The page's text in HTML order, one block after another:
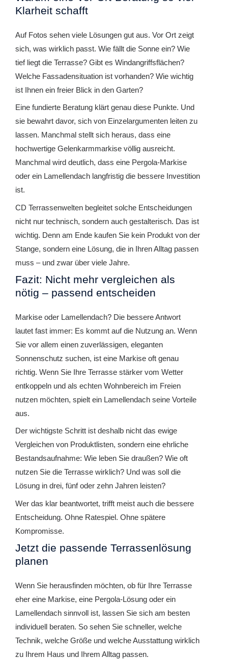
Klarheit schafft
Auf Fotos sehen viele Lösungen gut aus. Vor Ort zeigt
sich, was wirklich passt. Wie fällt die Sonne ein? Wie
tief liegt die Terrasse? Gibt es Windangriffsflächen?
Welche Fassadensituation ist vorhanden? Wie wichtig
ist Ihnen ein freier Blick in den Garten?
Eine fundierte Beratung klärt genau diese Punkte. Und
sie bewahrt davor, sich von Einzelargumenten leiten zu
lassen. Manchmal stellt sich heraus, dass eine
hochwertige Gelenkarmmarkise völlig ausreicht.
Manchmal wird deutlich, dass eine Pergola-Markise
oder ein Lamellendach langfristig die bessere Investition
ist.
CD Terrassenwelten begleitet solche Entscheidungen
nicht nur technisch, sondern auch gestalterisch. Das ist
wichtig. Denn am Ende kaufen Sie kein Produkt von der
Stange, sondern eine Lösung, die in Ihren Alltag passen
muss – und zwar über viele Jahre.
Fazit: Nicht mehr vergleichen als
nötig – passend entscheiden
Markise oder Lamellendach? Die bessere Antwort
lautet fast immer: Es kommt auf die Nutzung an. Wenn
Sie vor allem einen zuverlässigen, eleganten
Sonnenschutz suchen, ist eine Markise oft genau
richtig. Wenn Sie Ihre Terrasse stärker vom Wetter
entkoppeln und als echten Wohnbereich im Freien
nutzen möchten, spielt ein Lamellendach seine Vorteile
aus.
Der wichtigste Schritt ist deshalb nicht das ewige
Vergleichen von Produktlisten, sondern eine ehrliche
Bestandsaufnahme: Wie leben Sie draußen? Wie oft
nutzen Sie die Terrasse wirklich? Und was soll die
Lösung in drei, fünf oder zehn Jahren leisten?
Wer das klar beantwortet, trifft meist auch die bessere
Entscheidung. Ohne Ratespiel. Ohne spätere
Kompromisse.
Jetzt die passende Terrassenlösung
planen
Wenn Sie herausfinden möchten, ob für Ihre Terrasse
eher eine Markise, eine Pergola-Lösung oder ein
Lamellendach sinnvoll ist, lassen Sie sich am besten
individuell beraten. So sehen Sie schneller, welche
Technik, welche Größe und welche Ausstattung wirklich
zu Ihrem Haus und Ihrem Alltag passen.